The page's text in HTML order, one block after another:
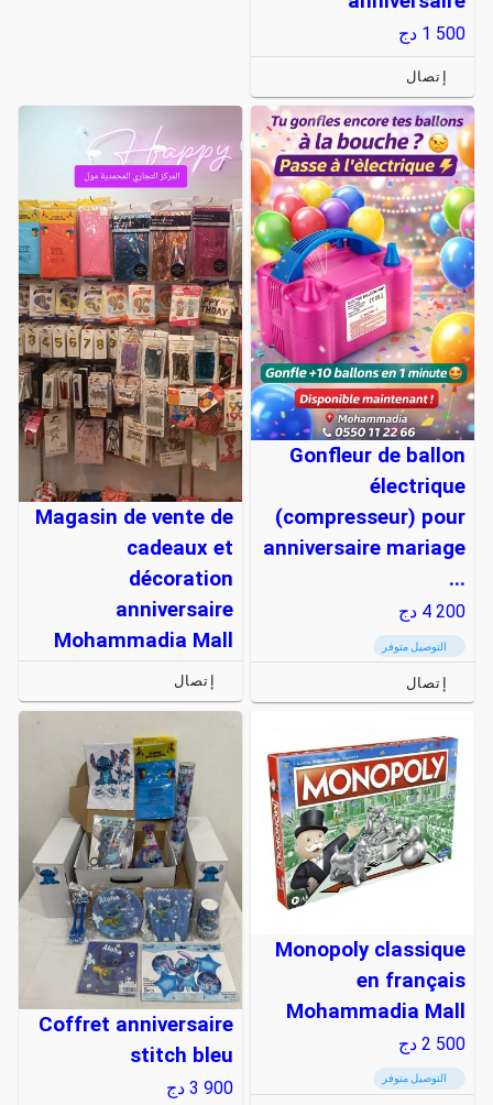
1 500 دج
إتصال
Gonfleur de ballon
électrique
(compresseur) pour
anniversaire mariage
...
4 200 دج
التوصيل متوفر
إتصال
Magasin de vente de
cadeaux et
décoration
anniversaire
Mohammadia Mall
إتصال
Monopoly classique
en français
Mohammadia Mall
2 500 دج
التوصيل متوفر
Coffret anniversaire
stitch bleu
3 900 دج